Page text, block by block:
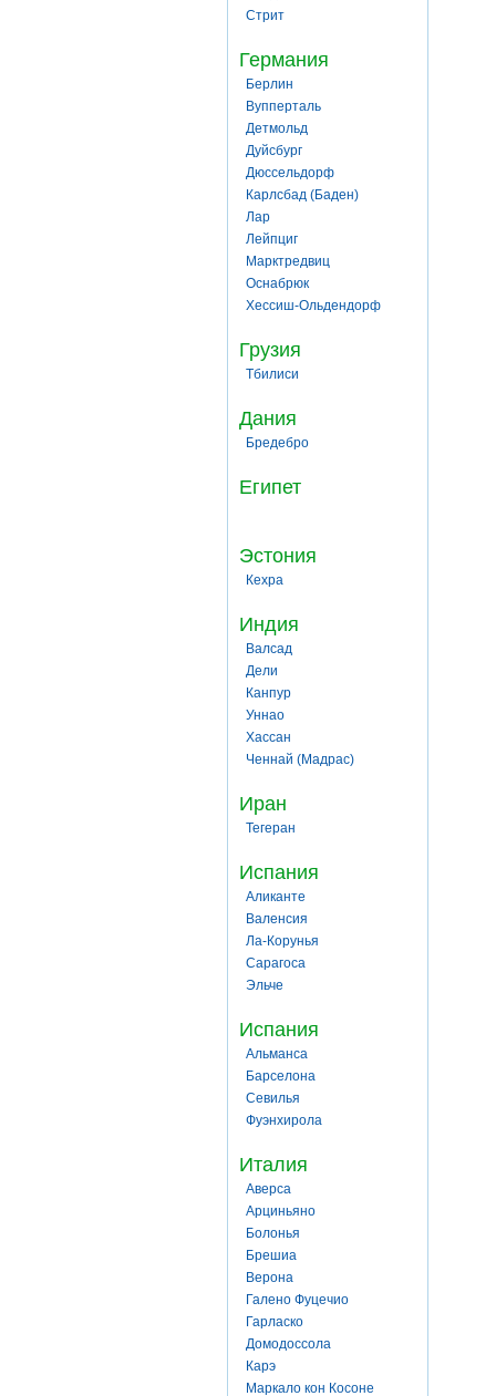
Стрит
Германия
Берлин
Вупперталь
Детмольд
Дуйсбург
Дюссельдорф
Карлсбад (Баден)
Лар
Лейпциг
Марктредвиц
Оснабрюк
Хессиш-Ольдендорф
Грузия
Тбилиси
Дания
Бредебро
Египет
Эстония
Кехра
Индия
Валсад
Дели
Канпур
Уннао
Хассан
Ченнай (Мадрас)
Иран
Тегеран
Испания
Аликанте
Валенсия
Ла-Корунья
Сарагоса
Эльче
Испания
Альманса
Барселона
Севилья
Фуэнхирола
Италия
Аверса
Арциньяно
Болонья
Брешиа
Верона
Галено Фуцечио
Гарласко
Домодоссола
Карэ
Маркало кон Косоне